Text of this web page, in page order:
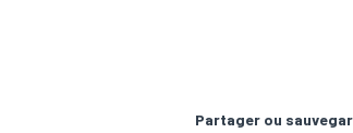
Partager ou